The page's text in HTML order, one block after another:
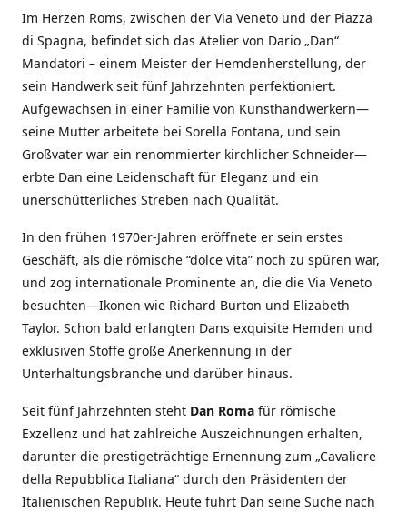
Im Herzen Roms, zwischen der Via Veneto und der Piazza
di Spagna, befindet sich das Atelier von Dario „Dan“
Mandatori – einem Meister der Hemdenherstellung, der
sein Handwerk seit fünf Jahrzehnten perfektioniert.
Aufgewachsen in einer Familie von Kunsthandwerkern—
seine Mutter arbeitete bei Sorella Fontana, und sein
Großvater war ein renommierter kirchlicher Schneider—
erbte Dan eine Leidenschaft für Eleganz und ein
unerschütterliches Streben nach Qualität.
In den frühen 1970er-Jahren eröffnete er sein erstes
Geschäft, als die römische “dolce vita” noch zu spüren war,
und zog internationale Prominente an, die die Via Veneto
besuchten—Ikonen wie Richard Burton und Elizabeth
Taylor. Schon bald erlangten Dans exquisite Hemden und
exklusiven Stoffe große Anerkennung in der
Unterhaltungsbranche und darüber hinaus.
Seit fünf Jahrzehnten steht Dan Roma für römische
Exzellenz und hat zahlreiche Auszeichnungen erhalten,
darunter die prestigeträchtige Ernennung zum „Cavaliere
della Repubblica Italiana“ durch den Präsidenten der
Italienischen Republik. Heute führt Dan seine Suche nach